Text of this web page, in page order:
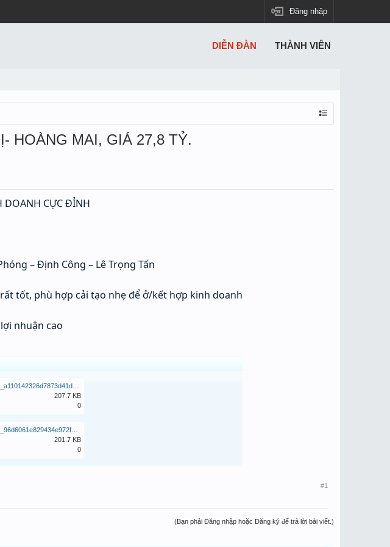
Đăng nhập
HOÀNG MAI, GIÁ 27,8 TỶ.
DOANH CỰC ĐỈNH
– Định Công – Lê Trọng Tấn
tốt, phù hợp cải tạo nhẹ để ở/kết hợp kinh doanh
nhuận cao
207.7 KB
0
201.7 KB
0
#1
(Bạn phải Đăng nhập hoặc Đăng ký để trả lời bài viết.)
DIỄN ĐÀN THÀNH VIÊN